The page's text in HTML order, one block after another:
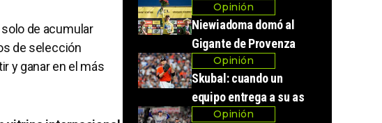
de acumular
de selección
y ganar en el más
Opinión
Niewiadoma domó al
Gigante de Provenza
Opinión
Skubal: cuando un
equipo entrega a su as
Opinión